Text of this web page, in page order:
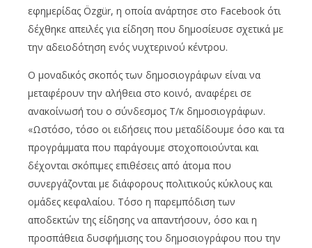
εφημερίδας Özgür, η οποία ανάρτησε στο Facebook ότι
δέχθηκε απειλές για είδηση που δημοσίευσε σχετικά με
την αδειοδότηση ενός νυχτερινού κέντρου.
Ο μοναδικός σκοπός των δημοσιογράφων είναι να
μεταφέρουν την αλήθεια στο κοινό, αναφέρει σε
ανακοίνωσή του ο σύνδεσμος Τ/κ δημοσιογράφων.
«Ωστόσο, τόσο οι ειδήσεις που μεταδίδουμε όσο και τα
προγράμματα που παράγουμε στοχοποιούνται και
δέχονται σκόπιμες επιθέσεις από άτομα που
συνεργάζονται με διάφορους πολιτικούς κύκλους και
ομάδες κεφαλαίου. Τόσο η παρεμπόδιση των
αποδεκτών της είδησης να απαντήσουν, όσο και η
προσπάθεια δυσφήμισης του δημοσιογράφου που την